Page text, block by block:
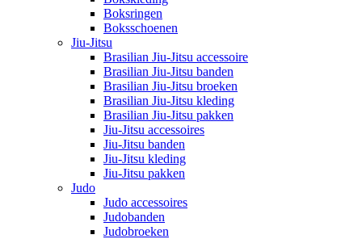
Boksringen
Boksschoenen
Jiu-Jitsu
Brasilian Jiu-Jitsu accessoire
Brasilian Jiu-Jitsu banden
Brasilian Jiu-Jitsu broeken
Brasilian Jiu-Jitsu kleding
Brasilian Jiu-Jitsu pakken
Jiu-Jitsu accessoires
Jiu-Jitsu banden
Jiu-Jitsu kleding
Jiu-Jitsu pakken
Judo
Judo accessoires
Judobanden
Judobroeken